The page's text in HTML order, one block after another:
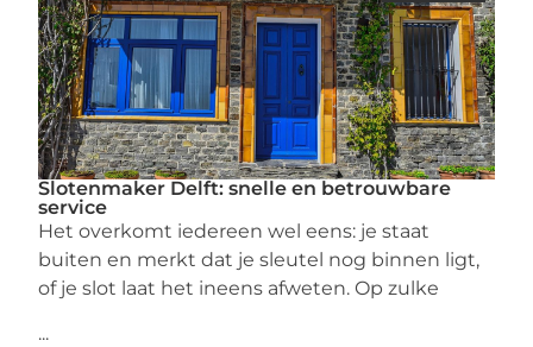
Slotenmaker Delft: snelle en betrouwbare
service
Het overkomt iedereen wel eens: je staat
buiten en merkt dat je sleutel nog binnen ligt,
of je slot laat het ineens afweten. Op zulke
...